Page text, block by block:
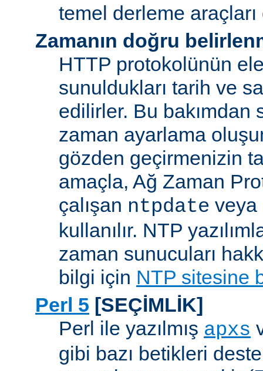
temel derleme araçları
Zamanın doğru
HTTP protokolünün
sunuldukları tarih ve
edilirler. Bu bakımdan
zaman ayarlama
gözden geçirmenizin
amaçla, Ağ Zaman
çalışan ntpdate veya
kullanılır. NTP
zaman sunucuları
bilgi için NTP sitesine
Perl 5 [SEÇİMLİK]
Perl ile yazılmış apxs
gibi bazı betikleri